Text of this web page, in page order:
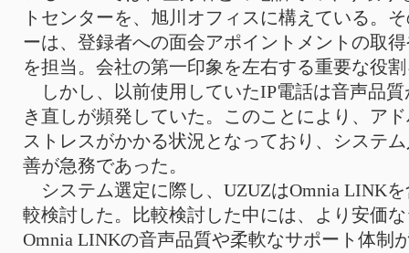
トセンターを、旭川オフィスに構えている。
ーは、登録者への面会アポイントメントの取
を担当。会社の第一印象を左右する重要な役
しかし、以前使用していたIP電話は音声品
き直しが頻発していた。このことにより、ア
ストレスがかかる状況となっており、システ
善が急務であった。
システム選定に際し、UZUZはOmnia LINK
較検討した。比較検討した中には、より安価
Omnia LINKの音声品質や柔軟なサポート体制